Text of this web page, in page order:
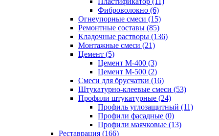
Фиброволокно (6)
Огнеупорные смеси (15)
Ремонтные составы (85)
Кладочные растворы (136)
Монтажные смеси (21)
Цемент (5)
Цемент М-400 (3)
Цемент М-500 (2)
Смеси для брусчатки (16)
Штукатурно-клеевые смеси (53)
Профили штукатурные (24)
Профиль углозащитный (11)
Профили фасадные (0)
Профили маячковые (13)
Реставрация (166)